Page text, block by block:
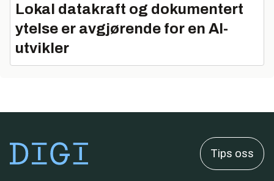
Lokal datakraft og dokumentert
ytelse er avgjørende for en AI-
utvikler
Tips oss